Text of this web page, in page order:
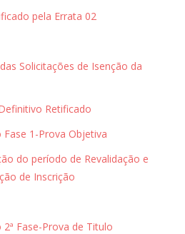
pela Errata 02
Solicitações de Isenção da
Retificado
Fase 1-Prova Objetiva
do período de Revalidação e
de Inscrição
2ª Fase-Prova de Titulo